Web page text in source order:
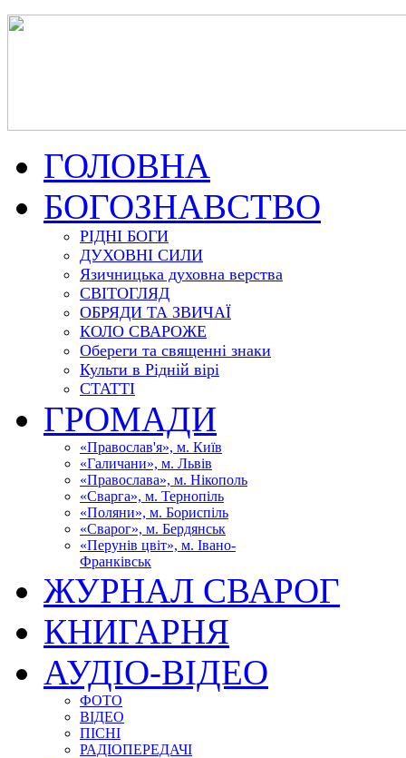
ГОЛОВНА
БОГОЗНАВСТВО
РІДНІ БОГИ
ДУХОВНІ СИЛИ
Язичницька духовна верства
СВІТОГЛЯД
ОБРЯДИ ТА ЗВИЧАЇ
КОЛО СВАРОЖЕ
Обереги та священні знаки
Культи в Рідній вірі
СТАТТІ
ГРОМАДИ
«Православ'я», м. Київ
«Галичани», м. Львів
«Православа», м. Нікополь
«Сварга», м. Тернопіль
«Поляни», м. Бориспіль
«Сварог», м. Бердянськ
«Перунів цвіт», м. Івано-
Франківськ
ЖУРНАЛ СВАРОГ
КНИГАРНЯ
АУДІО-ВІДЕО
ФОТО
ВІДЕО
ПІСНІ
РАДІОПЕРЕДАЧІ